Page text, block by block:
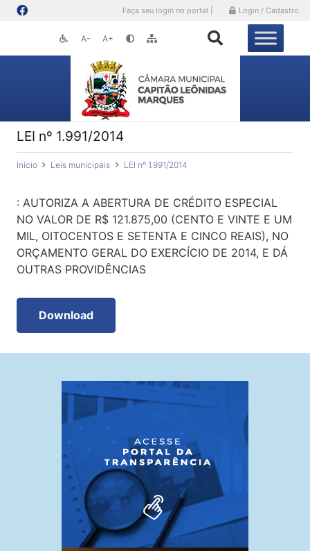
Faça seu login no portal | Login / Cadastro
A- A+
LEI nº 1.991/2014
Início Leis municipais LEI nº 1.991/2014
: AUTORIZA A ABERTURA DE CRÉDITO ESPECIAL
NO VALOR DE R$ 121.875,00 (CENTO E VINTE E UM
MIL, OITOCENTOS E SETENTA E CINCO REAIS), NO
ORÇAMENTO GERAL DO EXERCÍCIO DE 2014, E DÁ
OUTRAS PROVIDÊNCIAS
Download